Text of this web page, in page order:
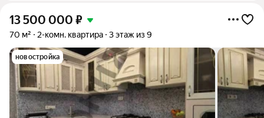
13 500 000 ₽
70 м² 2-комн. квартира 3 этаж из 9
новостройка